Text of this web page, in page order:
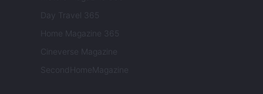
Day Travel 365
Home Magazine 365
Cineverse Magazine
SecondHomeMagazine